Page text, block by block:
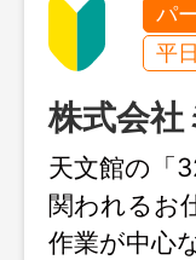
パ
平
株式会社
天文館の「
関われるお
作業が中心